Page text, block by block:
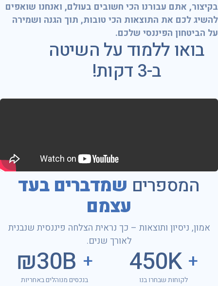
בקיצור, אתם עבורנו הכי חשובים בעולם, ואנחנו שואפים
להשיג לכם את התוצאות הכי טובות, תוך הגנה ושמירה
על הביטחון הפיננסי שלכם.
בואו ללמוד על השיטה
ב-3 דקות!
המספרים שמדברים בעד
עצמם
אמון, ניסיון ותוצאות – כך נראית הצלחה פיננסית שנבנית
לאורך שנים.
+
450K
לקוחות שבחרו בנו
+
30B₪
בנכסים מנוהלים באחריות